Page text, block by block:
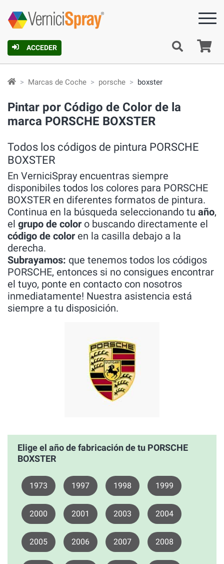
ACCEDER
Marcas de Coche porsche boxster
Pintar por Código de Color de la
marca PORSCHE BOXSTER
Todos los códigos de pintura PORSCHE
BOXSTER
En VerniciSpray encuentras siempre
disponibiles todos los colores para PORSCHE
BOXSTER en diferentes formatos de pintura.
Continua en la búsqueda seleccionando tu año,
el grupo de color o buscando directamente el
código de color en la casilla debajo a la
derecha.
Subrayamos: que tenemos todos los códigos
PORSCHE, entonces si no consigues encontrar
el tuyo, ponte en contacto con nosotros
inmediatamente! Nuestra asistencia está
siempre a tu disposición.
Elige el año de fabricación de tu PORSCHE
BOXSTER
1973 1997 1998 1999
2000 2001 2003 2004
2005 2006 2007 2008